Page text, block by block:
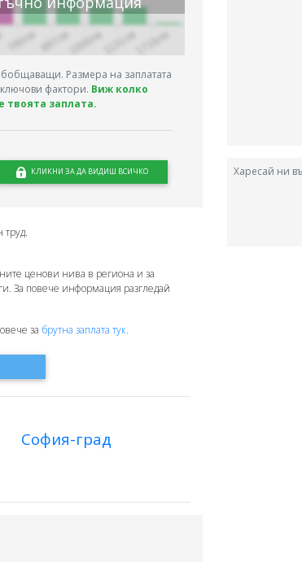
Размера на заплатата
фактори. Виж колко
твоята заплата.
КЛИКНИ ЗА ДА ВИДИШ ВСИЧКО
труд.
ценови нива в региона и за
За повече информация разгледай
за брутна заплата тук.
София-град
Харесай ни